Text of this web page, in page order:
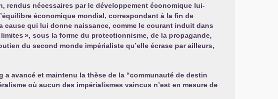
rendus nécessaires par le développement économique lui-
économique mondial, correspondant à la fin de
cause qui lui donne naissance, comme le courant induit dans
», sous la forme du protectionnisme, de la propagande,
du second monde impérialiste qu’elle écrase par ailleurs,
avancé et maintenu la thèse de la “communauté de destin
où aucun des impérialismes vaincus n’est en mesure de